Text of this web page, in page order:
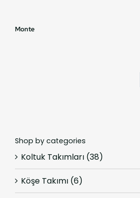
Monte
Shop by categories
Koltuk Takımları (38)
Köşe Takımı (6)